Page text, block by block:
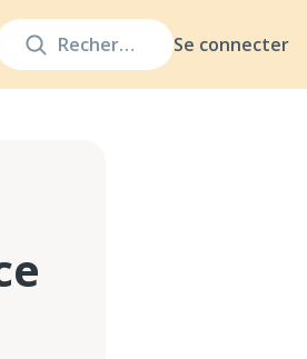
Se connecter